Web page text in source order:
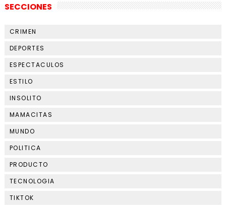
SECCIONES
CRIMEN
DEPORTES
ESPECTACULOS
ESTILO
INSOLITO
MAMACITAS
MUNDO
POLITICA
PRODUCTO
TECNOLOGIA
TIKTOK